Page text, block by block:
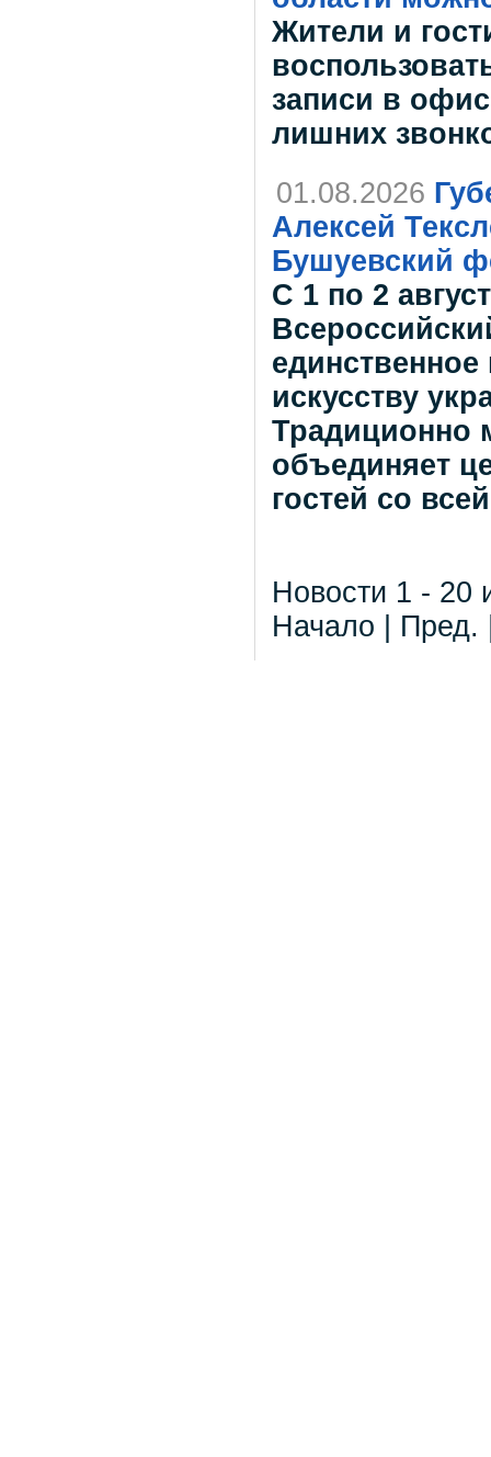
Жители и
записи в
лишних
01.08.2026
Алексей
Бушуевский
С 1 по 2
искусству
Традиционно
объединяет
гостей со
Новости 1 - 20
Начало |